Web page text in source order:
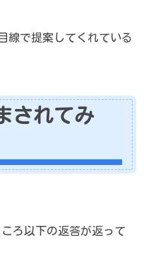
線で提案してくれている
れてみ
ろ以下の返答が返って